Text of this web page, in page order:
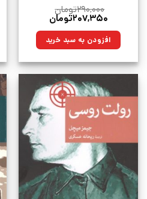
۲۹۰,۰۰۰تومان
قیمت
۲۹۰,۰۰۰تومان
بود.
۲۰۷,۳۵۰تومان
۲۰۷,۳۵۰تومان.افزودن به سبد خرید